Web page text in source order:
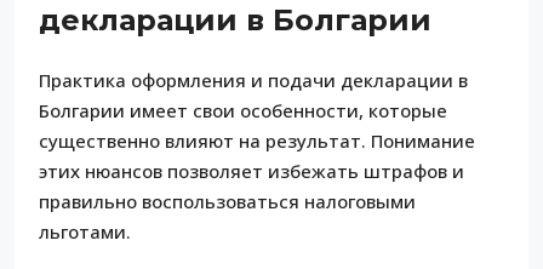
декларации в Болгарии
Практика оформления и подачи декларации в
Болгарии имеет свои особенности, которые
существенно влияют на результат. Понимание
этих нюансов позволяет избежать штрафов и
правильно воспользоваться налоговыми
льготами.